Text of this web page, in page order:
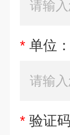
* 单位：
* 验证码